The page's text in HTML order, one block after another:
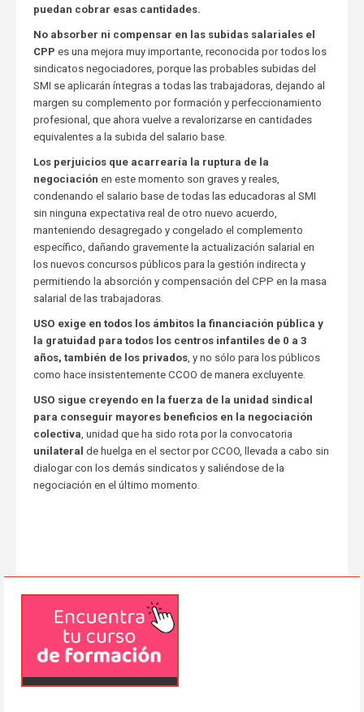
puedan cobrar esas cantidades.
No absorber ni compensar en las subidas salariales el
CPP es una mejora muy importante, reconocida por todos los
sindicatos negociadores, porque las probables subidas del
SMI se aplicarán íntegras a todas las trabajadoras, dejando al
margen su complemento por formación y perfeccionamiento
profesional, que ahora vuelve a revalorizarse en cantidades
equivalentes a la subida del salario base.
Los perjuicios que acarrearía la ruptura de la
negociación en este momento son graves y reales,
condenando el salario base de todas las educadoras al SMI
sin ninguna expectativa real de otro nuevo acuerdo,
manteniendo desagregado y congelado el complemento
específico, dañando gravemente la actualización salarial en
los nuevos concursos públicos para la gestión indirecta y
permitiendo la absorción y compensación del CPP en la masa
salarial de las trabajadoras.
USO exige en todos los ámbitos la financiación pública y
la gratuidad para todos los centros infantiles de 0 a 3
años, también de los privados, y no sólo para los públicos
como hace insistentemente CCOO de manera excluyente.
USO sigue creyendo en la fuerza de la unidad sindical
para conseguir mayores beneficios en la negociación
colectiva, unidad que ha sido rota por la convocatoria
unilateral de huelga en el sector por CCOO, llevada a cabo sin
dialogar con los demás sindicatos y saliéndose de la
negociación en el último momento.